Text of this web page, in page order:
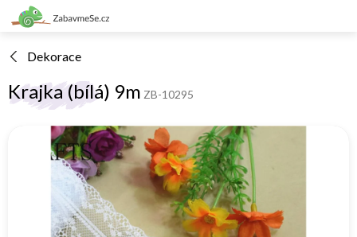
Přejít
na
Dekorace
Krajka (bílá) 9m ZB-10295